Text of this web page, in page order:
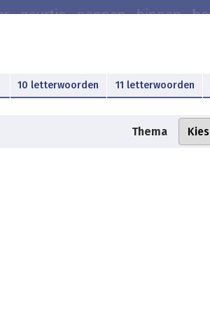
10 letterwoorden 11 letterwoorden
Thema